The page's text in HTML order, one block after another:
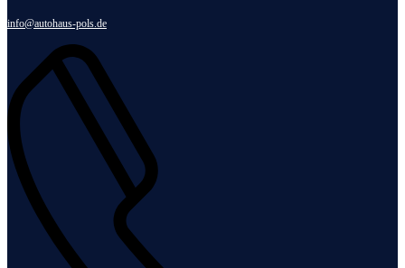
info@autohaus-pols.de